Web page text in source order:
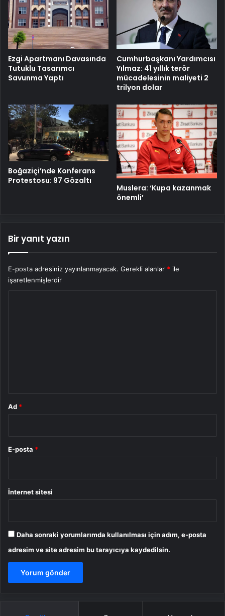
Ezgi Apartmanı Davasında
Tutuklu Tasarımcı
Savunma Yaptı
Cumhurbaşkanı Yardımcısı
Yılmaz: 41 yıllık terör
mücadelesinin maliyeti 2
trilyon dolar
Boğaziçi’nde Konferans
Protestosu: 97 Gözaltı
Muslera: ‘Kupa kazanmak
önemli’
Bir yanıt yazın
E-posta adresiniz yayınlanmayacak. Gerekli alanlar * ile
işaretlenmişlerdir
Ad *
E-posta *
İnternet sitesi
Daha sonraki yorumlarımda kullanılması için adım, e-posta
adresim ve site adresim bu tarayıcıya kaydedilsin.